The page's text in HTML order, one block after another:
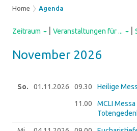
Home Agenda
Zeitraum Veranstaltungen für ...
No­vem­ber 2026
So. 01.11.2026 09.30 Heilige
11.00
MCLI